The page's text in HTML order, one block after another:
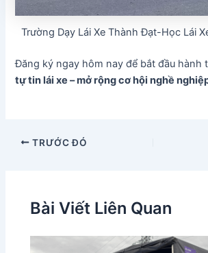
Trường Dạy Lái Xe Thành Đạt-Học Lái
Đăng ký ngay hôm nay để bắt đầu hành
tự tin lái xe – mở rộng cơ hội nghề
TRƯỚC ĐÓ
Bài Viết Liên Quan